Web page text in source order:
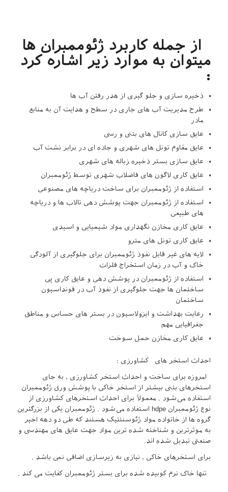
از جمله کاربرد ژئوممبران ها
میتوان به موارد زیر اشاره کرد
:
ذخیره سازی و جلو گیری از هدر رفتن آب ها
طرح مدیریت آب های جاری در سطح و هدایت آن به منابع
مادر
عایق سازی کانال های بتنی و رسی
عایق مقاوم تونل های شهری و جاده ای در برابر نشت آب
عایق سازی بستر ذخیره زباله های شهری
عایق کاری لاگون های فاضلاب شهری توسط ژئوممبران
استفاده از ژئوممبران برای ساخت دریاچه های مصنوعی
استفاده از ژئوممبران جهت پوشش دهی تالاب ها و دریاچه
های طبیعی
عایق کاری مخازن نگهداری مواد شیمیایی و اسیدی
عایق کاری تونل های مترو
لایه های غیر قابل نفوذ ژئوممبران برای جلوگیری از آلودگی
خاک و آب در زمان استخراج فلزات
استفاده از ژئوممبران در پوشش دهی و عایق کاری پی
ساختمان ها جهت جلوگیری از نفوذ آب در فونداسیون
ساختمان
رعایت بهداشت و ایزولاسیون در بستر های حساس و مناطق
جغرافیایی مهم
عایق کاری مخازن حمل سوخت
احداث استخر های کشاورزی :
امروزه برای ساخت و احداث استخر کشاورزی ، به جای
استخرهای بتنی بیشتر از استخر خاکی با پوشش ورق ژئوممبران
استفاده می‌شود . معمولاً برای احداث استخرهای کشاورزی از
نوع ژئوممبران hdpe استفاده می‌شود . ژئوممبران یکی از بزرگترین
گروه ها از خاتواده مواد ژئوسنتتیک هستند که طی دو دهه اخیر
به موثرترین و شناخته شده ترین مواد جهت عایق های مهندسی و
صنعتی تبدیل شده اند.
برای استخرهای خاکی ، نیازی به زیرسازی اضافی نمی باشد .
تنها خاک نرم کوبیده شده برای بستر ژئوممبران کفایت می کند .